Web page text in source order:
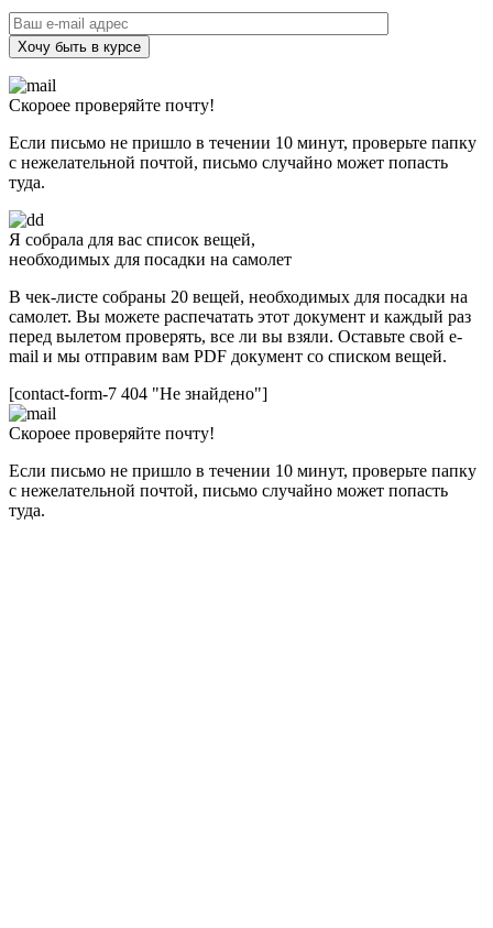
Хочу быть в курсе
Скороее проверяйте почту!
Если письмо не пришло в течении 10 минут, проверьте папку
с нежелательной почтой, письмо случайно может попасть
туда.
Я собрала для вас список вещей,
необходимых для посадки на самолет
В чек-листе собраны 20 вещей, необходимых для посадки на
самолет. Вы можете распечатать этот документ и каждый раз
перед вылетом проверять, все ли вы взяли. Оставьте свой e-
mail и мы отправим вам PDF документ со списком вещей.
[contact-form-7 404 "Не знайдено"]
Скороее проверяйте почту!
Если письмо не пришло в течении 10 минут, проверьте папку
с нежелательной почтой, письмо случайно может попасть
туда.